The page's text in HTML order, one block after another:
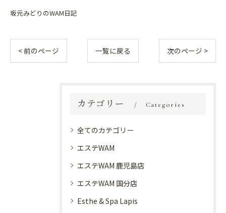
坂元みどりのWAM日記
< 前のページ 一覧に戻る 次のページ >
カテゴリー Categories
全てのカテゴリー
エステWAM
エステWAM 鹿児島店
エステWAM 国分店
Esthe & Spa Lapis